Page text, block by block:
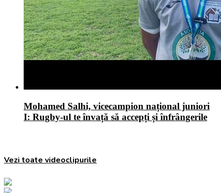
Mohamed Salhi, vicecampion național juniori
I: Rugby-ul te învață să accepți și înfrângerile
Vezi toate videoclipurile